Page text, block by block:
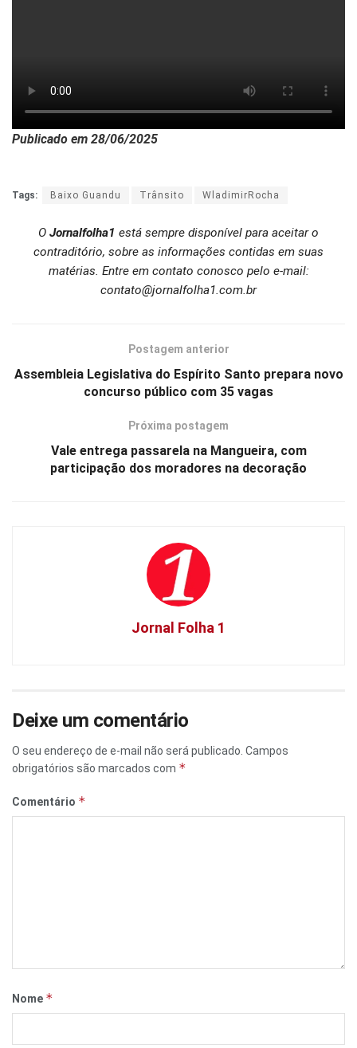
Publicado em 28/06/2025
Tags: Baixo Guandu Trânsito WladimirRocha
O Jornalfolha1 está sempre disponível para aceitar o
contraditório, sobre as informações contidas em suas
matérias. Entre em contato conosco pelo e-mail:
contato@jornalfolha1.com.br
Postagem anterior
Assembleia Legislativa do Espírito Santo prepara novo
concurso público com 35 vagas
Próxima postagem
Vale entrega passarela na Mangueira, com
participação dos moradores na decoração
Jornal Folha 1
Deixe um comentário
O seu endereço de e-mail não será publicado. Campos
obrigatórios são marcados com *
Comentário *
Nome *